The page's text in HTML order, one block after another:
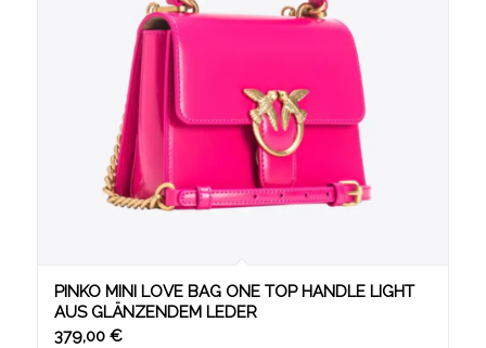
PINKO MINI LOVE BAG ONE TOP HANDLE LIGHT
AUS GLÄNZENDEM LEDER
379,00 €